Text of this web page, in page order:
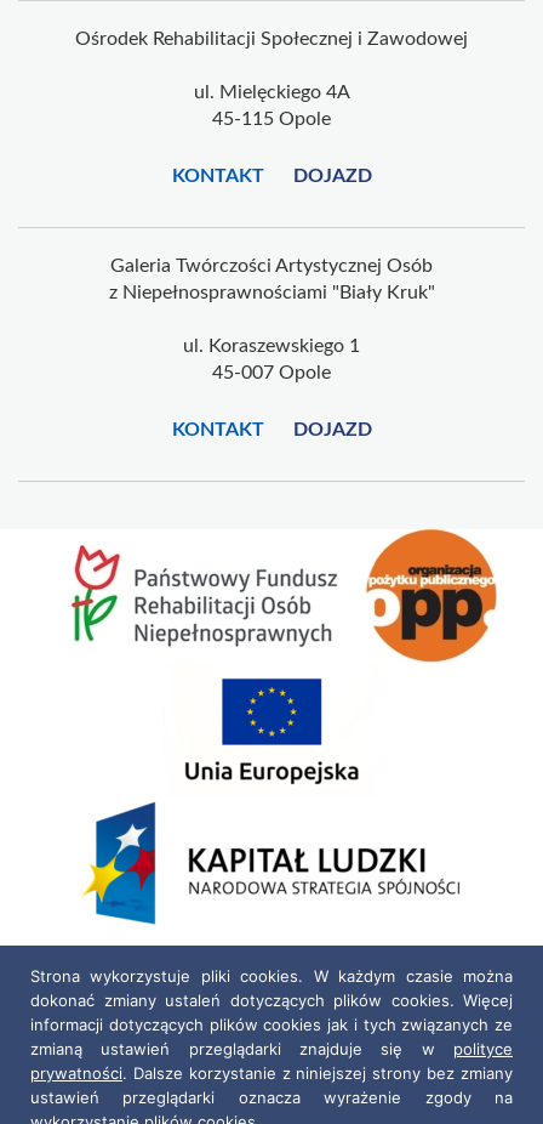
Ośrodek Rehabilitacji Społecznej i Zawodowej
ul. Mielęckiego 4A
45-115 Opole
KONTAKT DOJAZD
Galeria Twórczości Artystycznej Osób
z Niepełnosprawnościami "Biały Kruk"
ul. Koraszewskiego 1
45-007 Opole
KONTAKT DOJAZD
Strona wykorzystuje pliki cookies. W każdym czasie można
dokonać zmiany ustaleń dotyczących plików cookies. Więcej
informacji dotyczących plików cookies jak i tych związanych ze
zmianą ustawień przeglądarki znajduje się w polityce
prywatności. Dalsze korzystanie z niniejszej strony bez zmiany
ustawień przeglądarki oznacza wyrażenie zgody na